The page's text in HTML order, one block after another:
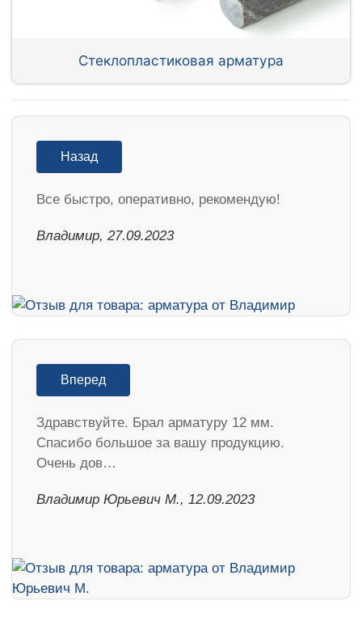
Стеклопластиковая арматура
Назад
Все быстро, оперативно, рекомендую!
Владимир, 27.09.2023
Вперед
Здравствуйте. Брал арматуру 12 мм.
Спасибо большое за вашу продукцию.
Очень дов…
Владимир Юрьевич М., 12.09.2023